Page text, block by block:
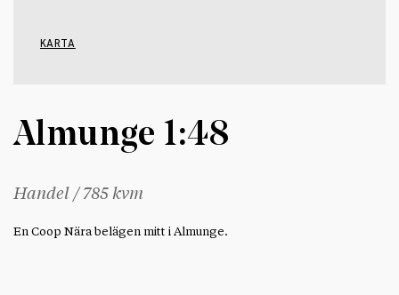
KARTA
Almunge 1:48
Handel / 785 kvm
En Coop Nära belägen mitt i Almunge.